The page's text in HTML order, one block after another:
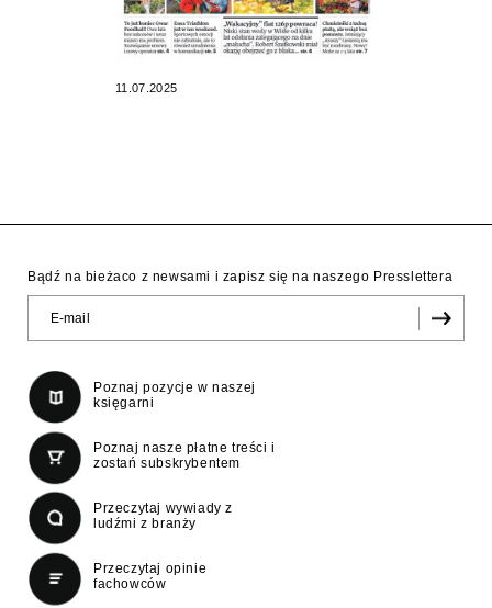
11.07.2025
Bądź na bieżaco z newsami i zapisz się na naszego Presslettera
Poznaj pozycje w naszej
księgarni
Poznaj nasze płatne treści i
zostań subskrybentem
Przeczytaj wywiady z
ludźmi z branży
Przeczytaj opinie
fachowców